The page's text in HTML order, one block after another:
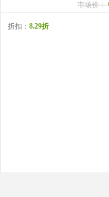
市场价：
折扣： 8.29折